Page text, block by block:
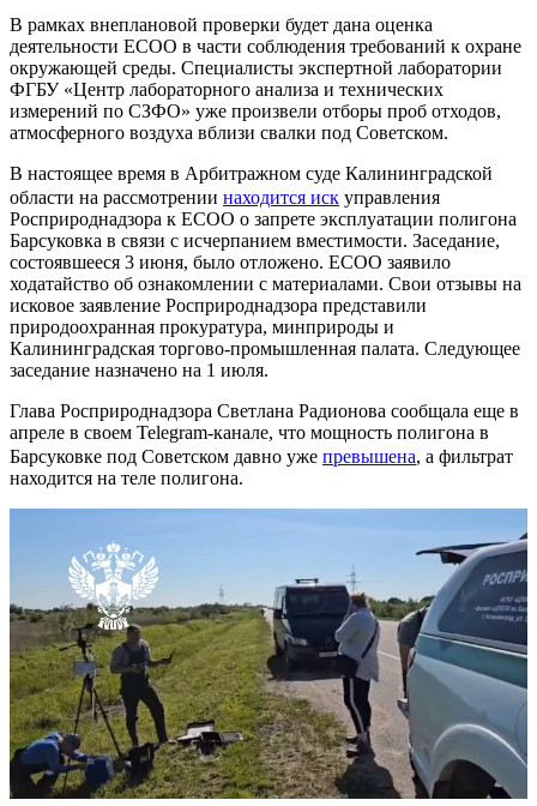
В рамках внеплановой проверки будет дана оценка
деятельности ЕСОО в части соблюдения требований к охране
окружающей среды. Специалисты экспертной лаборатории
ФГБУ «Центр лабораторного анализа и технических
измерений по СЗФО» уже произвели отборы проб отходов,
атмосферного воздуха вблизи свалки под Советском.
В настоящее время в Арбитражном суде Калининградской
области на рассмотрении находится иск управления
Росприроднадзора к ЕСОО о запрете эксплуатации полигона
Барсуковка в связи с исчерпанием вместимости. Заседание,
состоявшееся 3 июня, было отложено. ЕСОО заявило
ходатайство об ознакомлении с материалами. Свои отзывы на
исковое заявление Росприроднадзора представили
природоохранная прокуратура, минприроды и
Калининградская торгово-промышленная палата. Следующее
заседание назначено на 1 июля.
Глава Росприроднадзора Светлана Радионова сообщала еще в
апреле в своем Telegram-канале, что мощность полигона в
Барсуковке под Советском давно уже превышена, а фильтрат
находится на теле полигона.